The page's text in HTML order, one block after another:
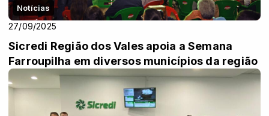
Notícias
27/09/2025
Sicredi Região dos Vales apoia a Semana
Farroupilha em diversos municípios da região